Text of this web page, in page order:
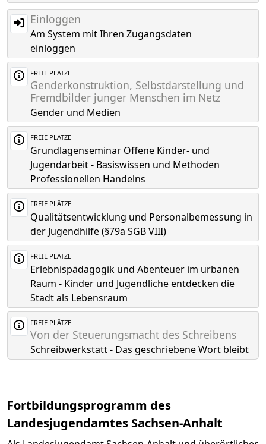
Einloggen
Am System mit Ihren Zugangsdaten
einloggen
FREIE PLÄTZE
Genderkonstruktion, Selbstdarstellung und
Fremdbilder junger Menschen im Netz
Gender und Medien
FREIE PLÄTZE
Grundlagenseminar Offene Kinder- und
Jugendarbeit - Basiswissen und Methoden
Professionellen Handelns
FREIE PLÄTZE
Qualitätsentwicklung und Personalbemessung in
der Jugendhilfe (§79a SGB VIII)
FREIE PLÄTZE
Erlebnispädagogik und Abenteuer im urbanen
Raum - Kinder und Jugendliche entdecken die
Stadt als Lebensraum
FREIE PLÄTZE
Von der Steuerungsmacht des Schreibens
Schreibwerkstatt - Das geschriebene Wort bleibt
Fortbildungsprogramm des
Landesjugendamtes Sachsen-Anhalt